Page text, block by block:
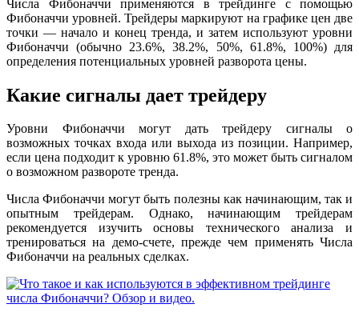
Числа Фибоначчи применяются в трейдинге с помощью
Фибоначчи уровней. Трейдеры маркируют на графике цен две
точки — начало и конец тренда, и затем используют уровни
Фибоначчи (обычно 23.6%, 38.2%, 50%, 61.8%, 100%) для
определения потенциальных уровней разворота цены.
Какие сигналы дает трейдеру
Уровни Фибоначчи могут дать трейдеру сигналы о
возможных точках входа или выхода из позиции. Например,
если цена подходит к уровню 61.8%, это может быть сигналом
о возможном развороте тренда.
Числа Фибоначчи могут быть полезны как начинающим, так и
опытным трейдерам. Однако, начинающим трейдерам
рекомендуется изучить основы технического анализа и
тренироваться на демо-счете, прежде чем применять Числа
Фибоначчи на реальных сделках.